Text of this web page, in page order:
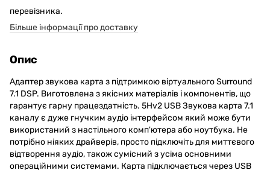
перевізника.
Більше інформації про доставку
Опис
Адаптер звукова карта з підтримкою віртуального Surround
7.1 DSP. Виготовлена з якісних матеріалів і компонентів, що
гарантує гарну працездатність. 5Hv2 USB Звукова карта 7.1
каналу є дуже гнучким аудіо інтерфейсом який може бути
використаний з настільного комп'ютера або ноутбука. Не
потрібно ніяких драйверів, просто підключіть для миттєвого
відтворення аудіо, також сумісний з усіма основними
операційними системами. Карта підключається через USB